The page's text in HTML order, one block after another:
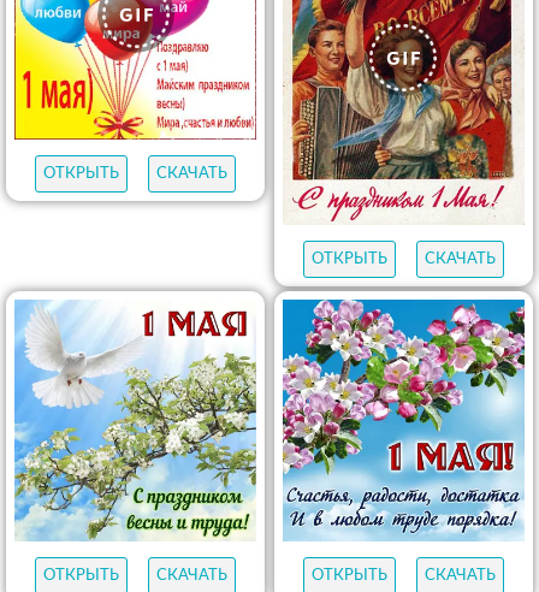
ОТКРЫТЬ СКАЧАТЬ
ОТКРЫТЬ СКАЧАТЬ
ОТКРЫТЬ СКАЧАТЬ ОТКРЫТЬ СКАЧАТЬ